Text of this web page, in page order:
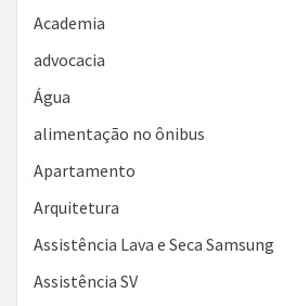
Academia
advocacia
Água
alimentação no ônibus
Apartamento
Arquitetura
Assistência Lava e Seca Samsung
Assistência SV